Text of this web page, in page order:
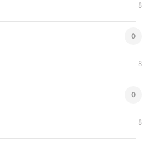
8
0
8
0
8